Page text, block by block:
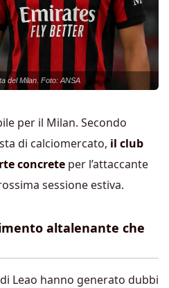
del Milan. Foto: ANSA
per il Milan. Secondo
di calciomercato, il club
concrete per l’attaccante
sessione estiva.
altalenante che
Leao hanno generato dubbi